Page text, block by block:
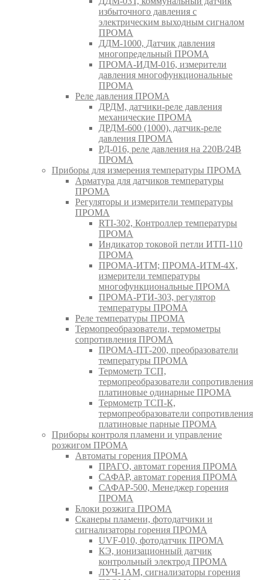
избыточного давления с
электрическим выходным сигналом
ПРОМА
ДДМ-1000, Датчик давления
многопредельный ПРОМА
ПРОМА-ИДМ-016, измерители
давления многофункциональные
ПРОМА
Реле давления ПРОМА
ДРДМ, датчики-реле давления
механические ПРОМА
ДРДМ-600 (1000), датчик-реле
давления ПРОМА
РД-016, реле давления на 220В/24В
ПРОМА
Приборы для измерения температуры ПРОМА
Арматура для датчиков температуры
ПРОМА
Регуляторы и измерители температуры
ПРОМА
RTI-302, Контроллер температуры
ПРОМА
Индикатор токовой петли ИТП-110
ПРОМА
ПРОМА-ИТМ; ПРОМА-ИТМ-4Х,
измерители температуры
многофункциональные ПРОМА
ПРОМА-РТИ-303, регулятор
температуры ПРОМА
Реле температуры ПРОМА
Термопреобразователи, термометры
сопротивления ПРОМА
ПРОМА-ПТ-200, преобразователи
температуры ПРОМА
Термометр ТСП,
термопреобразователи сопротивления
платиновые одинарные ПРОМА
Термометр ТСП-К,
термопреобразователи сопротивления
платиновые парные ПРОМА
Приборы контроля пламени и управление
розжигом ПРОМА
Автоматы горения ПРОМА
ПРАГО, автомат горения ПРОМА
САФАР, автомат горения ПРОМА
САФАР-500, Менеджер горения
ПРОМА
Блоки розжига ПРОМА
Сканеры пламени, фотодатчики и
сигнализаторы горения ПРОМА
UVF-010, фотодатчик ПРОМА
КЭ, ионизационный датчик
контрольный электрод ПРОМА
ЛУЧ-1АМ, сигнализаторы горения